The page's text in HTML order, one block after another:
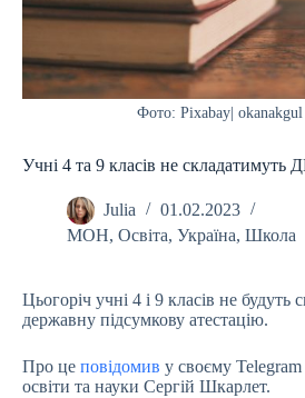
Фото: Рixabay| okanakgul
Учні 4 та 9 класів не складатимуть
Julia
01.02.2023
МОН, Освіта, Україна, Школа
Цьогоріч учні 4 і 9 класів не будуть
державну підсумкову атестацію.
Про це повідомив у своєму Telegram
освіти та науки Сергій Шкарлет.